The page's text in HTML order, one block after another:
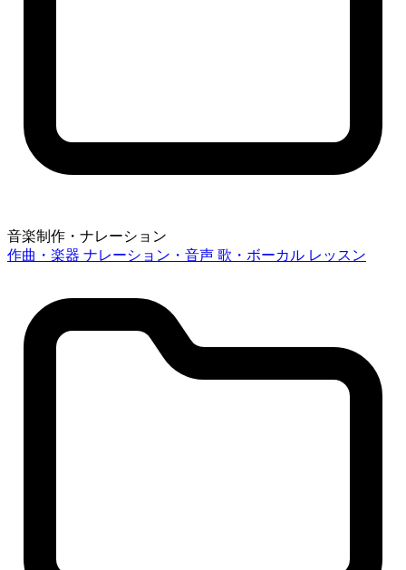
音楽制作・ナレーション
作曲・楽器 ナレーション・音声 歌・ボーカル レッスン